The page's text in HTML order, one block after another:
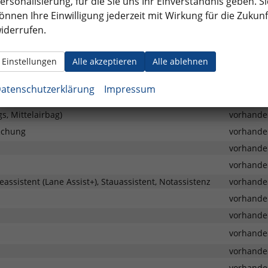
Mittelairbag)
(Lane Assist+), Stauassistent, Notassistenz
Ihre Einwilligung jederzeit mit Wirkung für die
Alle akzeptieren Alle ablehnen
Einstellungen
Impressum